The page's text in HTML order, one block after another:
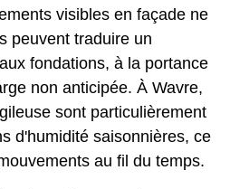
visibles en façade ne
peuvent traduire un
fondations, à la portance
non anticipée. À Wavre,
sont particulièrement
d'humidité saisonnières, ce
au fil du temps.